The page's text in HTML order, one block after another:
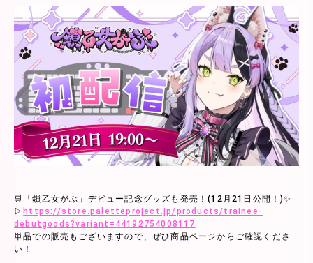
🛒「鎖乙女がぶ」デビュー記念グッズも発売！(12月21日公開！)✨
▷ https://store.paletteproject.jp/products/trainee-
debutgoods?variant=44192754008117
単品での販売もございますので、ぜひ商品ページからご確認くださ
い！